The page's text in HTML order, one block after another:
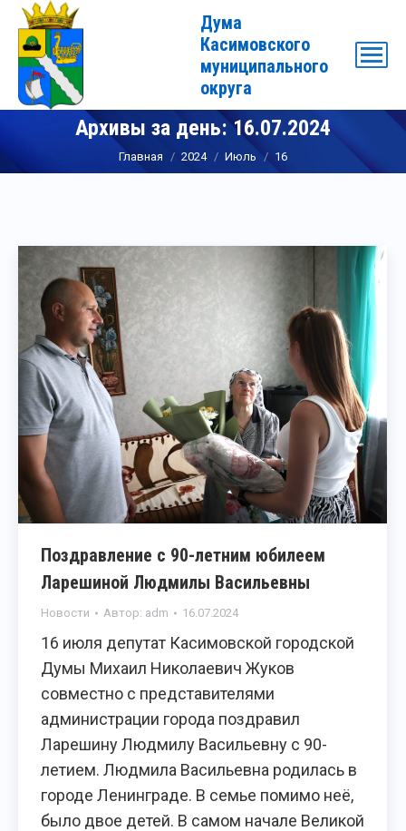
Дума
Касимовского
муниципального
округа
Архивы за день:16.07.2024
Вы здесь:
Главная 2024 Июль 16
Поздравление с 90-летним юбилеем
Ларешиной Людмилы Васильевны
Новости Автор: adm 16.07.2024
16 июля депутат Касимовской городской
Думы Михаил Николаевич Жуков
совместно с представителями
администрации города поздравил
Ларешину Людмилу Васильевну с 90-
летием. Людмила Васильевна родилась в
городе Ленинграде. В семье помимо неё,
было двое детей. В самом начале Великой